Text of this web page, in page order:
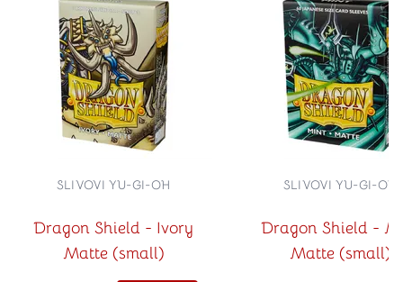
Dragon Shield - Ivory
Matte (small)
SLIVOVI YU-GI-OH
Dragon Shield -
Matte (small)
SLIVOVI YU-GI-OH